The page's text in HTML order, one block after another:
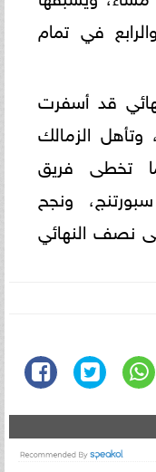
في تمام
قد أسفرت
الزمالك
تخطى فريق
ونجح
نصف النهائي